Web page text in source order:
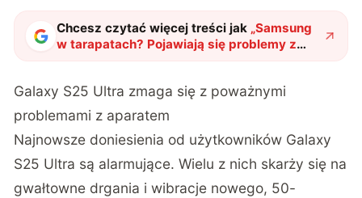
Chcesz czytać więcej treści jak „Samsung
w tarapatach? Pojawiają się problemy z
Galaxy S25 Ultra"?
Galaxy S25 Ultra zmaga się z poważnymi
problemami z aparatem
Najnowsze doniesienia od użytkowników Galaxy
S25 Ultra są alarmujące. Wielu z nich skarży się na
gwałtowne drgania i wibracje nowego, 50-